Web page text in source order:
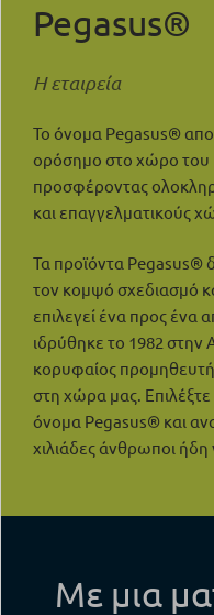
Pegasus®
Η εταιρεία
Το όνομα Pegasus®
ορόσημο στο χώρο του
προσφέροντας
και επαγγελματικούς
Τα προϊόντα Pegasus®
τον κομψό σχεδιασμό
επιλεγεί ένα προς
ιδρύθηκε το 1982 στην
κορυφαίος
στη χώρα μας.
όνομα Pegasus® και
χιλιάδες άνθρωποι
Με μια